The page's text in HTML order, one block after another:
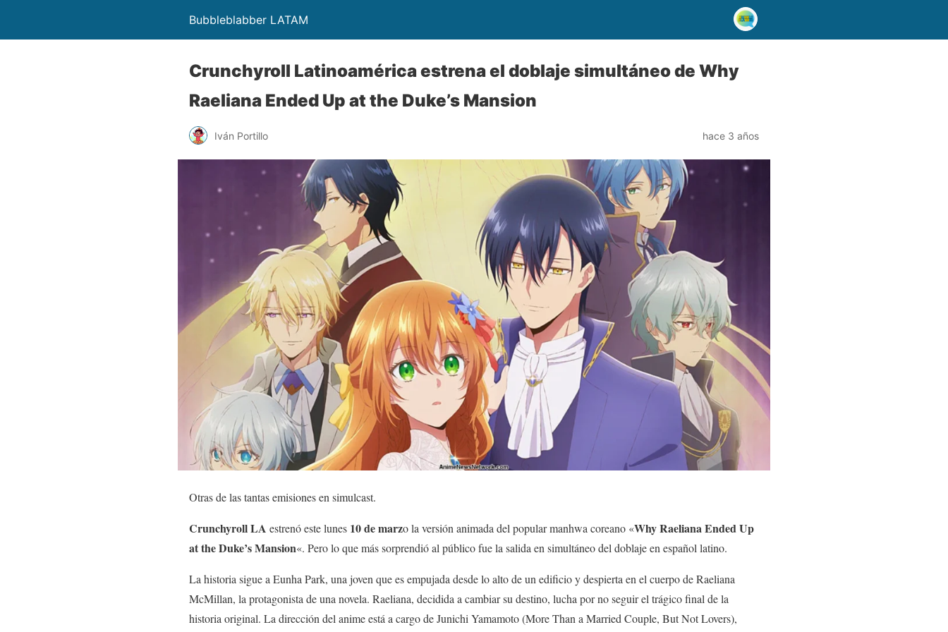
Bubbleblabber LATAM
Crunchyroll Latinoamérica estrena el doblaje simultáneo de Why
Raeliana Ended Up at the Duke’s Mansion
Iván Portillo hace 3 años
Otras de las tantas emisiones en simulcast.
Crunchyroll LA estrenó este lunes 10 de marzo la versión animada del popular manhwa coreano «Why Raeliana Ended Up
at the Duke’s Mansion«. Pero lo que más sorprendió al público fue la salida en simultáneo del doblaje en español latino.
La historia sigue a Eunha Park, una joven que es empujada desde lo alto de un edificio y despierta en el cuerpo de Raeliana
McMillan, la protagonista de una novela. Raeliana, decidida a cambiar su destino, lucha por no seguir el trágico final de la
historia original. La dirección del anime está a cargo de Junichi Yamamoto (More Than a Married Couple, But Not Lovers),